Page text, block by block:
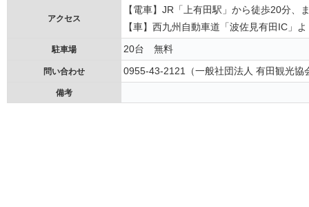
アクセス
【電車】JR「上有田駅」から徒歩20分、
【車】西九州自動車道「波佐見有田IC」
駐車場 20台 無料
問い合わせ 0955-43-2121（一般社団法人 有田観光協
備考